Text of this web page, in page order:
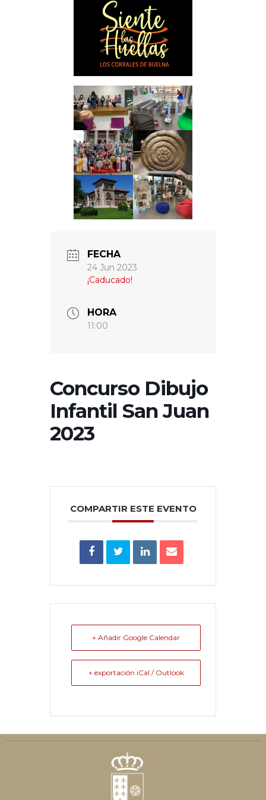
FECHA
24 Jun 2023
¡Caducado!
HORA
11:00
Concurso Dibujo
Infantil San Juan
2023
COMPARTIR ESTE EVENTO
+ Añadir Google Calendar
+ exportación iCal / Outlook